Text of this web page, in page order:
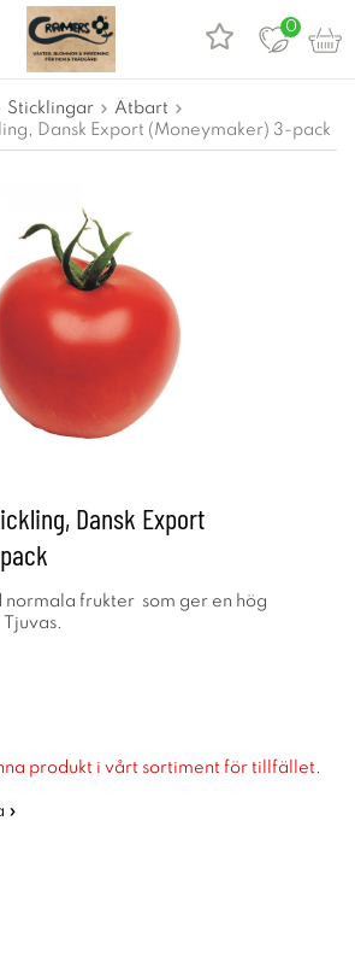
0
Sticklingar
Ätbart
Dansk Export (Moneymaker) 3-pack
Dansk Export
normala frukter som ger en hög
produkt i vårt sortiment för tillfället.
»